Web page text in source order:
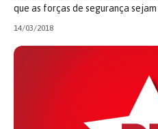
que as forças de segurança
14/03/2018